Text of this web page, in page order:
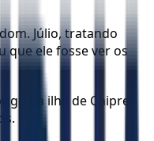
Júlio, tratando
que ele fosse ver os
da ilha de Chipre,